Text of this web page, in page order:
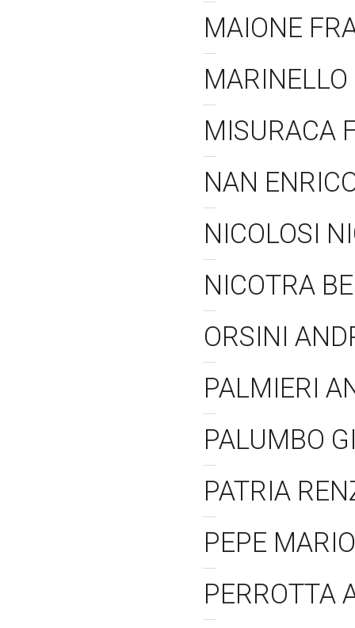
MAIONE
MISURACA
NAN
NICOLOSI
NICOTRA
ORSINI
PALMIERI
PALUMBO
PATRIA
PEPE
PERROTTA